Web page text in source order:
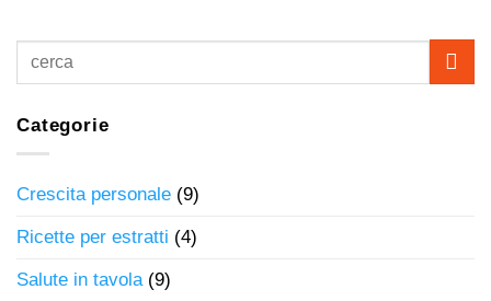
Categorie
Crescita personale (9)
Ricette per estratti (4)
Salute in tavola(9)